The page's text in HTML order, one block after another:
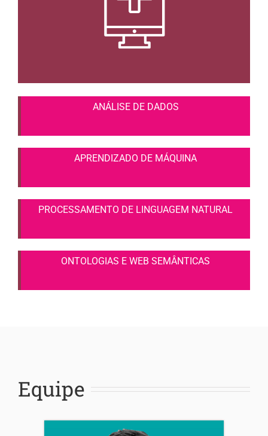
ANÁLISE DE DADOS
APRENDIZADO DE MÁQUINA
PROCESSAMENTO DE LINGUAGEM NATURAL
ONTOLOGIAS E WEB SEMÂNTICAS
Equipe